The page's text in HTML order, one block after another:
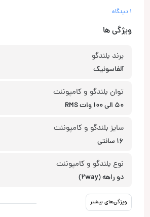
1 دیدگاه
ویژگی ها
برند بلندگو
آلفاسونیک
توان بلندگو و کامپوننت
50 الی 100 وات RMS
سایز بلندگو و کامپوننت
16 سانتی
نوع بلندگو و کامپوننت
دو راهه (2way)
ویژگی‌های بیشتر